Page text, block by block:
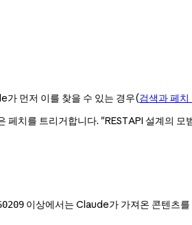
가 먼저 이를 찾을 수 있는 경우(검색과 페치
페치를 트리거합니다. "REST API 설계의
이상에서는 Claude가 가져온 콘텐츠